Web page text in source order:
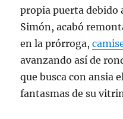
propia puerta debido
Simón, acabó
en la prórroga,
avanzando así de
que busca con ansia
fantasmas de su